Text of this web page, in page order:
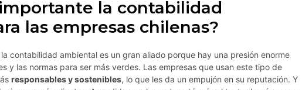
la contabilidad
las empresas chilenas?
contabilidad ambiental es un gran aliado porque hay una presión enorme
y las normas para ser más verdes. Las empresas que usan este tipo de
responsables y sostenibles, lo que les da un empujón en su reputación. Y